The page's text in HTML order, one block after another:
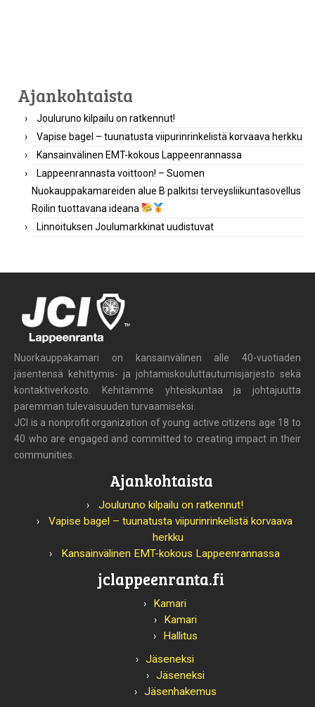
Ajankohtaista
Jouluruno kilpailu on ratkennut!
Vapise bagel – tuunatusta viipurinrinkelistä korvaava herkku
Kansainvälinen EMT-kokous Lappeenrannassa
Lappeenrannasta voittoon! – Suomen
Nuokauppakamareiden alue B palkitsi terveysliikuntasovellus
Roilin tuottavana ideana
Linnoituksen Joulumarkkinat uudistuvat
Nuorkauppakamari on kansainvälinen alle 40-vuotiaden
jäsentensä kehittymis- ja johtamiskouluttautumisjärjestö sekä
kontaktiverkosto. Kehitämme yhteiskuntaa ja johtajuutta
paremman tulevaisuuden turvaamiseksi.
JCI is a nonprofit organization of young active citizens age 18 to
40 who are engaged and committed to creating impact in their
communities.
Ajankohtaista
Jouluruno kilpailu on ratkennut!
Vapise bagel – tuunatusta viipurinrinkelistä korvaava
herkku
Kansainvälinen EMT-kokous Lappeenrannassa
jclappeenranta.fi
Kamari
Kamari
Hallitus
Jäseneksi
Jäseneksi
Jäsenhakemus